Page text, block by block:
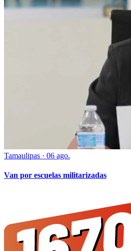
Tamaulipas · 06 ago.
Van por escuelas militarizadas